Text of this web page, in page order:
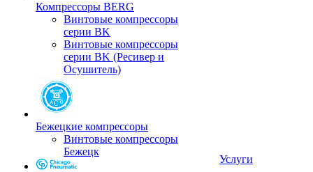
Компрессоры BERG
Винтовые компрессоры
серии BK
Винтовые компрессоры
серии BK (Ресивер и
Осушитель)
Бежецкие компрессоры
Винтовые компрессоры
Бежецк
Услуги